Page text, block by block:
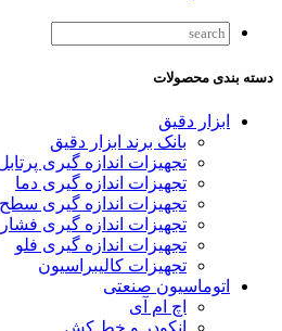
دسته بندی محصولات
ابزار دقیق
بانک برند ابزار دقیق
تجهیزات اندازه گیری
تجهیزات اندازه گیری دما
تجهیزات اندازه گیری سطح
تجهیزات اندازه گیری فشار
تجهیزات اندازه گیری فلو
تجهیزات کالیبراسیون
اتوماسیون صنعتی
اچ ام آی